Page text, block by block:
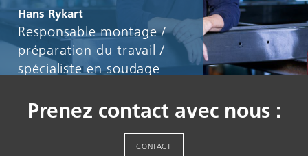
Hans Rykart
Responsable montage /
préparation du travail /
spécialiste en soudage
Prenez contact avec nous :
CONTACT